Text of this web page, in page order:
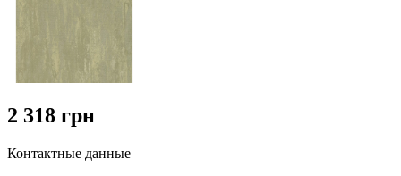
2 318 грн
Контактные данные